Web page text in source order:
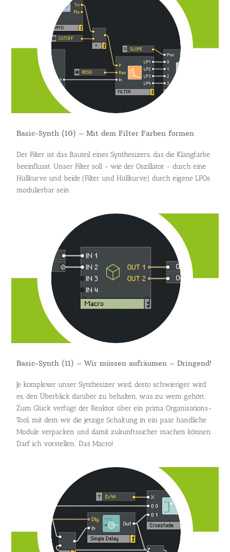
Basic-Synth (10) – Mit dem Filter Farben formen
Der Filter ist das Bauteil eines Synthesizers, das die Klangfarbe
beeinflusst. Unser Filter soll - wie der Oszillator - durch eine
Hüllkurve und beide (Filter und Hüllkurve) durch eigene LFOs
modulierbar sein.
Basic-Synth (11) – Wir müssen aufräumen – Dringend!
Je komplexer unser Synthesizer wird, desto schwieriger wird
es, den Überblick darüber zu behalten, was zu wem gehört.
Zum Glück verfügt der Reaktor über ein prima Organisations-
Tool, mit dem wir die jetzige Schaltung in ein paar handliche
Module verpacken und damit zukunftssicher machen können.
Darf ich vorstellen: Das Macro!